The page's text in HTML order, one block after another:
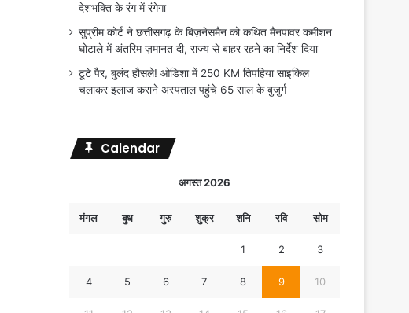
देशभक्ति के रंग में रंगेगा
सुप्रीम कोर्ट ने छत्तीसगढ़ के बिज़नेसमैन को कथित मैनपावर कमीशन
घोटाले में अंतरिम ज़मानत दी, राज्य से बाहर रहने का निर्देश दिया
टूटे पैर, बुलंद हौसले! ओडिशा में 250 KM तिपहिया साइकिल
चलाकर इलाज कराने अस्पताल पहुंचे 65 साल के बुजुर्ग
Calendar
अगस्त 2026
मंगल बुध गुरु शुक्र शनि रवि सोम
1 2 3
4 5 6 7 8 9 10